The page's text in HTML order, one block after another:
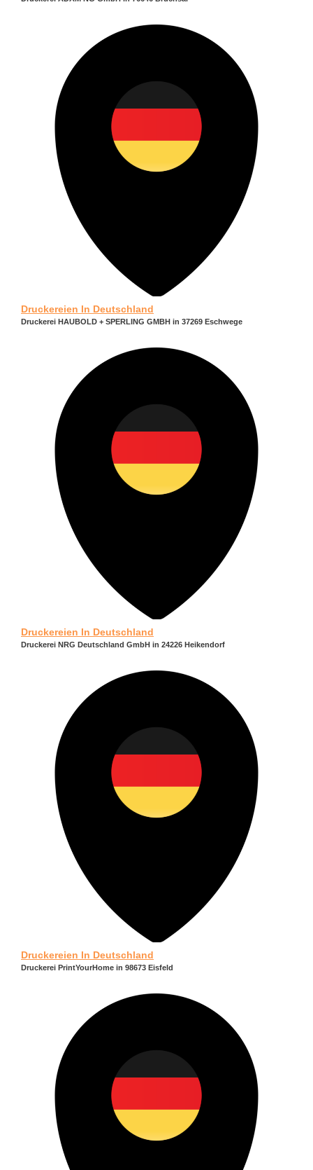
Druckereien In Deutschland
Druckerei HAUBOLD + SPERLING GMBH in 37269 Eschwege
Druckereien In Deutschland
Druckerei NRG Deutschland GmbH in 24226 Heikendorf
Druckereien In Deutschland
Druckerei PrintYourHome in 98673 Eisfeld